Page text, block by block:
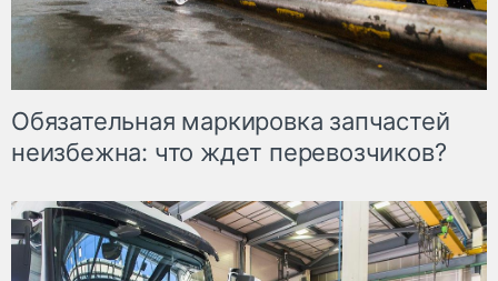
Обязательная маркировка запчастей
неизбежна: что ждет перевозчиков?